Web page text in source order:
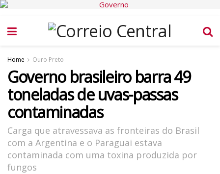
Home Ouro Preto
Governo brasileiro barra 49
toneladas de uvas-passas
contaminadas
Carga que atravessava as fronteiras do Brasil
com a Argentina e o Paraguai estava
contaminada com uma toxina produzida por
fungos